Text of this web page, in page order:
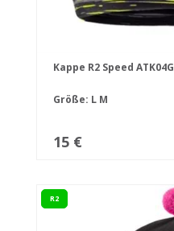
Kappe R2 Speed ATK04G
Größe: L M
15 €
R2